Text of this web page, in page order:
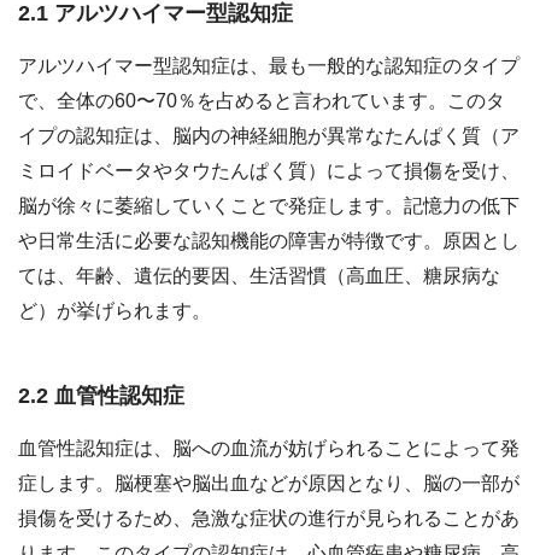
2.1 アルツハイマー型認知症
アルツハイマー型認知症は、最も一般的な認知症のタイプ
で、全体の60〜70％を占めると言われています。このタ
イプの認知症は、脳内の神経細胞が異常なたんぱく質（ア
ミロイドベータやタウたんぱく質）によって損傷を受け、
脳が徐々に萎縮していくことで発症します。記憶力の低下
や日常生活に必要な認知機能の障害が特徴です。原因とし
ては、年齢、遺伝的要因、生活習慣（高血圧、糖尿病な
ど）が挙げられます。
2.2 血管性認知症
血管性認知症は、脳への血流が妨げられることによって発
症します。脳梗塞や脳出血などが原因となり、脳の一部が
損傷を受けるため、急激な症状の進行が見られることがあ